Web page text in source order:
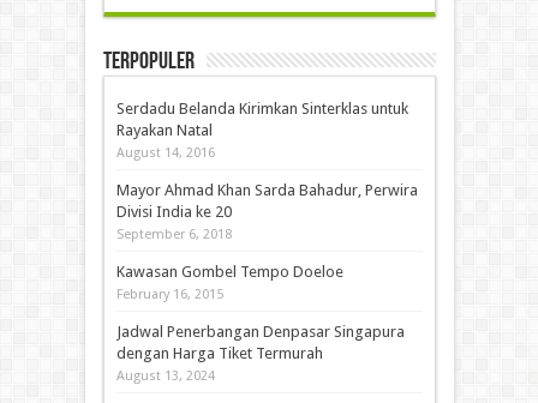
Terpopuler
Serdadu Belanda Kirimkan Sinterklas untuk
Rayakan Natal
August 14, 2016
Mayor Ahmad Khan Sarda Bahadur, Perwira
Divisi India ke 20
September 6, 2018
Kawasan Gombel Tempo Doeloe
February 16, 2015
Jadwal Penerbangan Denpasar Singapura
dengan Harga Tiket Termurah
August 13, 2024